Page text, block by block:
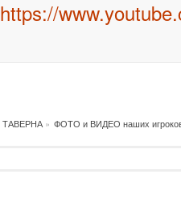
https://
ТАВЕРНА» ФОТО и ВИДЕО наших